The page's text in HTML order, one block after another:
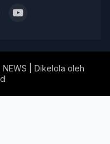
| Dikelola oleh